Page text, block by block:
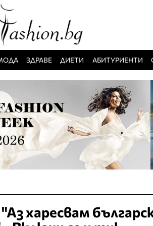
ЗДРАВЕ ДИЕТИ АБИТУРИЕНТИ
харесвам